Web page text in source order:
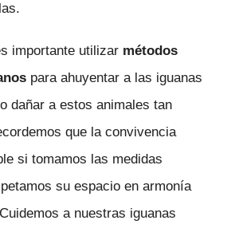
importante utilizar métodos
para ahuyentar a las iguanas
dañar a estos animales tan
que la convivencia
si tomamos las medidas
su espacio en armonía
a nuestras iguanas